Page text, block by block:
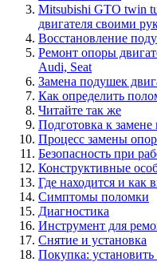
Mitsubishi GTO twin
двигателя своими
Восстановление
Ремонт опоры
Audi, Seat
Замена подушек
Как определить
Читайте так же
Подготовка к
Процесс замены
Безопасность при
Конструктивные
Где находится и как
Симптомы поломки
Диагностика
Инструмент для
Снятие и установка
Покупка: